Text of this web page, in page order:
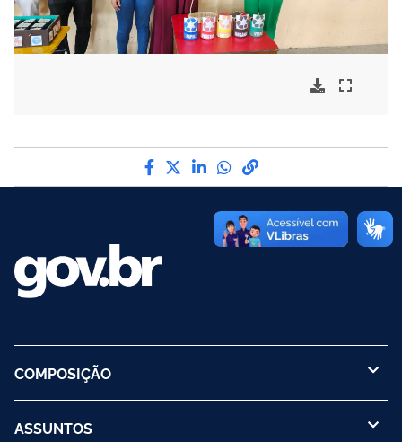
Compartilhe por Facebook
Compartilhe por Twitter
Compartilhe por
Compartilhe por
link para Copiar
COMPOSIÇÃO
ASSUNTOS